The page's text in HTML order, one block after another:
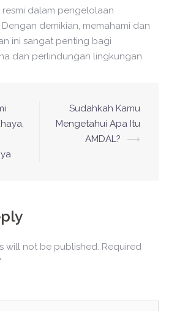
dalam pengelolaan
demikian, memahami dan
ini sangat penting bagi
dan perlindungan lingkungan.
Sudahkah Kamu
Mengetahui Apa Itu
AMDAL?
⟶
will not be published. Required
*